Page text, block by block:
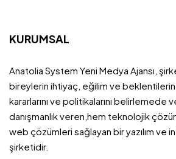
KURUMSAL
Anatolia System Yeni Medya Ajansı,
bireylerin ihtiyaç, eğilim ve
kararlarını ve politikalarını belirlemede
danışmanlık veren,hem teknolojik
web çözümleri sağlayan bir yazılım ve
şirketidir.